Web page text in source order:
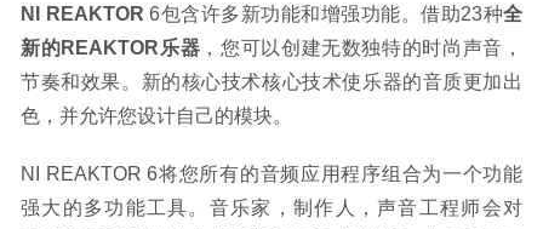
NI REAKTOR 6包含许多新功能和增强功能。借助23种全
新的REAKTOR乐器 ，您可以创建无数独特的时尚声音，
节奏和效果。新的核心技术核心技术使乐器的音质更加出
色，并允许您设计自己的模块。
NI REAKTOR 6将您所有的音频应用程序组合为一个功能
强大的多功能工具。音乐家，制作人，声音工程师会对